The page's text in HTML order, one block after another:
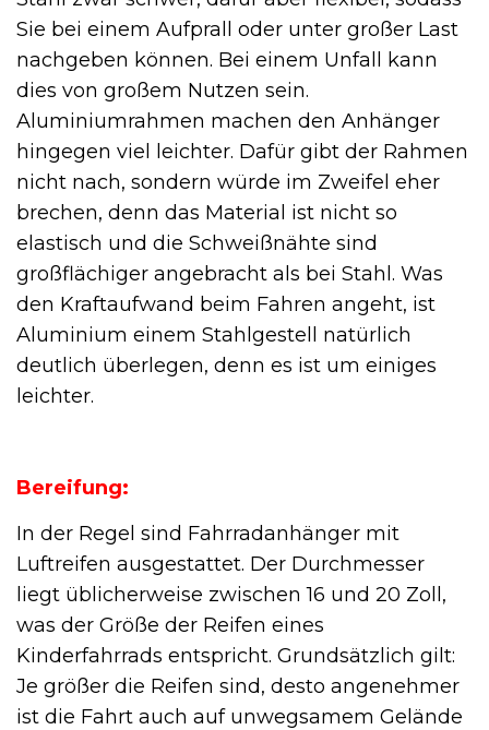
Sie bei einem Aufprall oder unter großer Last
nachgeben können. Bei einem Unfall kann
dies von großem Nutzen sein.
Aluminiumrahmen machen den Anhänger
hingegen viel leichter. Dafür gibt der Rahmen
nicht nach, sondern würde im Zweifel eher
brechen, denn das Material ist nicht so
elastisch und die Schweißnähte sind
großflächiger angebracht als bei Stahl. Was
den Kraftaufwand beim Fahren angeht, ist
Aluminium einem Stahlgestell natürlich
deutlich überlegen, denn es ist um einiges
leichter.
Bereifung:
In der Regel sind Fahrradanhänger mit
Luftreifen ausgestattet. Der Durchmesser
liegt üblicherweise zwischen 16 und 20 Zoll,
was der Größe der Reifen eines
Kinderfahrrads entspricht. Grundsätzlich gilt:
Je größer die Reifen sind, desto angenehmer
ist die Fahrt auch auf unwegsamem Gelände